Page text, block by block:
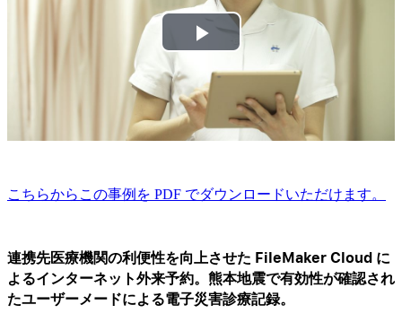
Play
Video
こちらからこの事例を PDF でダウンロードいただけます。
連携先医療機関の利便性を向上させた FileMaker Cloud に
よるインターネット外来予約。熊本地震で有効性が確認され
たユーザーメードによる電子災害診療記録。